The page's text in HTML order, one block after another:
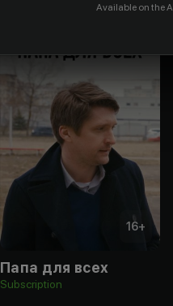
16+
Папа для всех
Subscription
Available on the